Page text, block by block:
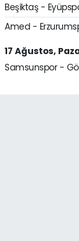
Beşiktaş -
Amed -
17 Ağustos,
Samsunspor -